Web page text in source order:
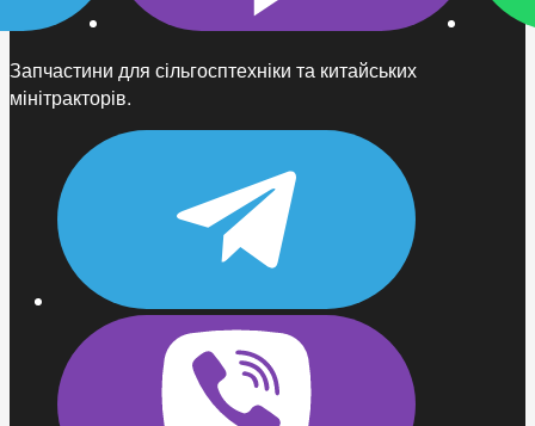
Запчастини для сільгосптехніки та китайських
мінітракторів.